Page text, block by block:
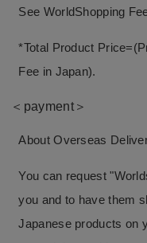
See WorldShopping
*Total Product
Fee in Japan).
＜payment＞
About Overseas
You can request
you and to have them
Japanese products on